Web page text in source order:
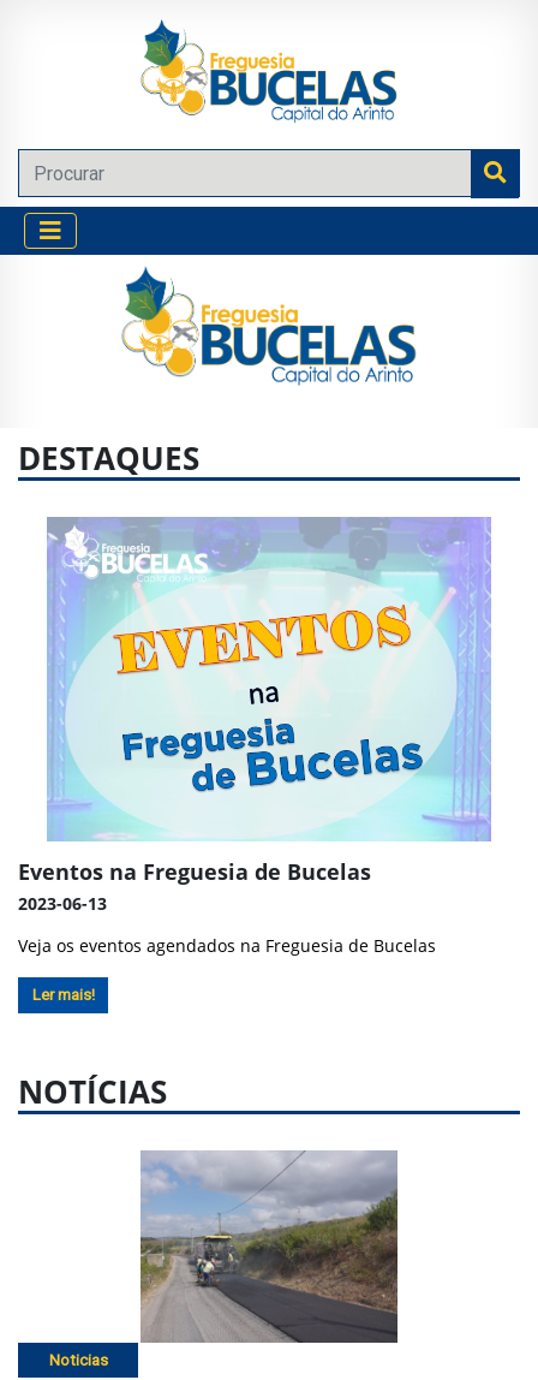
DESTAQUES
Eventos na Freguesia de Bucelas
2023-06-13
Veja os eventos agendados na Freguesia de Bucelas
Ler mais!
NOTÍCIAS
Noticias